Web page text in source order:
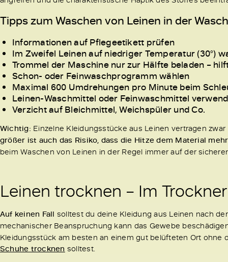
Tipps zum Waschen von Leinen in der
Informationen auf Pflegeetikett prüfen
Im Zweifel Leinen auf niedriger Temperatur (30°)
Trommel der Maschine nur zur Hälfte beladen –
Schon- oder Feinwaschprogramm wählen
Maximal 600 Umdrehungen pro Minute beim
Leinen-Waschmittel oder Feinwaschmittel
Verzicht auf Bleichmittel, Weichspüler und Co.
Wichtig: Einzelne Kleidungsstücke aus Leinen vertragen
größer ist auch das Risiko, dass die Hitze dem Material
beim Waschen von Leinen in der Regel immer auf der
Leinen trocknen – Im
Auf keinen Fall solltest du deine Kleidung aus Leinen nach
mechanischer Beanspruchung kann das Gewebe
Kleidungsstück am besten an einem gut belüfteten Ort ohne
Schuhe trocknen solltest.